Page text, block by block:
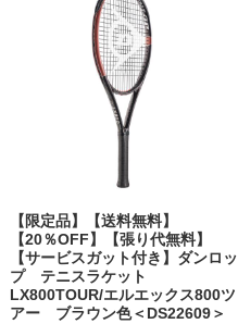
【限定品】【送料無料】
【20％OFF】【張り代無料】
【サービスガット付き】ダンロッ
プ テニスラケット
LX800TOUR/エルエックス800ツ
アー ブラウン色＜DS22609＞